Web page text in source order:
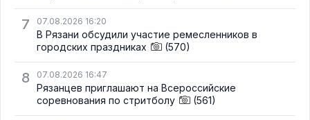
7 07.08.2026 16:20
В Рязани обсудили участие ремесленников в
городских праздниках
(570)
8 07.08.2026 16:47
Рязанцев приглашают на Всероссийские
соревнования по стритболу
(561)